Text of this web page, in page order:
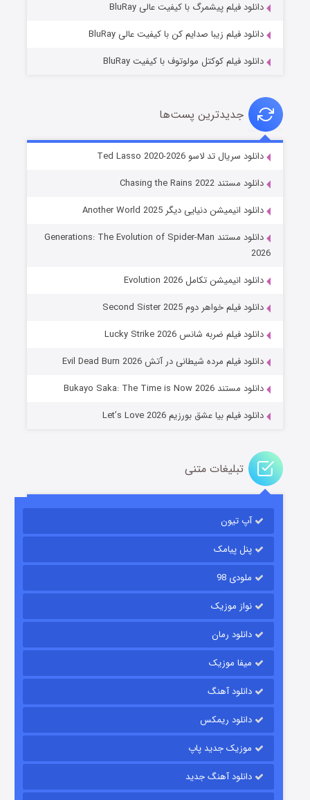
خاندان اژدها فصل ۳
جادوگری در مغولستان
باب اسفنجی فصل ۱۷
قسمت۶ (زیرنویس) منتشر شد
قسمت۱۵ (دوبله) منتشر شد
دانلود فیلم پیشمرگ با کیفیت عالی BluRay
دانلود فیلم زیبا صدایم کن با کیفیت عالی BluRay
دانلود فیلم کوکتل مولوتوف با کیفیت BluRay
جدیدترین پست‌ها
دانلود سریال تد لاسو Ted Lasso 2020-2026
دانلود مستند Chasing the Rains 2022
دانلود انیمیشن دنیایی دیگر Another World 2025
دانلود مستند Generations: The Evolution of Spider-Man
2026
دانلود انیمیشن تکامل Evolution 2026
دانلود فیلم خواهر دوم Second Sister 2025
دانلود فیلم ضربه شانس Lucky Strike 2026
دانلود فیلم مرده شیطانی در آتش Evil Dead Burn 2026
دانلود مستند Bukayo Saka: The Time is Now 2026
دانلود فیلم بیا عشق بورزیم Let’s Love 2026
تبلیغات متنی
آپ تیون
پنل پیامک
ملودی 98
نواز موزیک
دانلود رمان
میفا موزیک
دانلود آهنگ
دانلود ریمکس
موزیک جدید پاپ
دانلود آهنگ جدید